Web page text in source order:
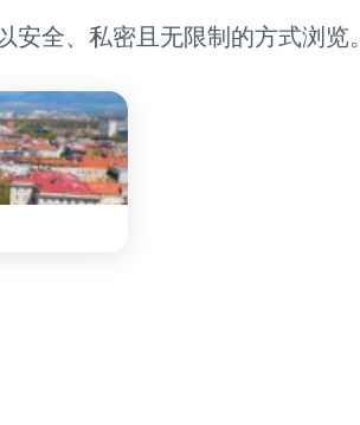
全、私密且无限制的方式浏览。